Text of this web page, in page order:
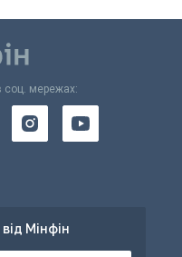
соц. мережах:
Мінфін